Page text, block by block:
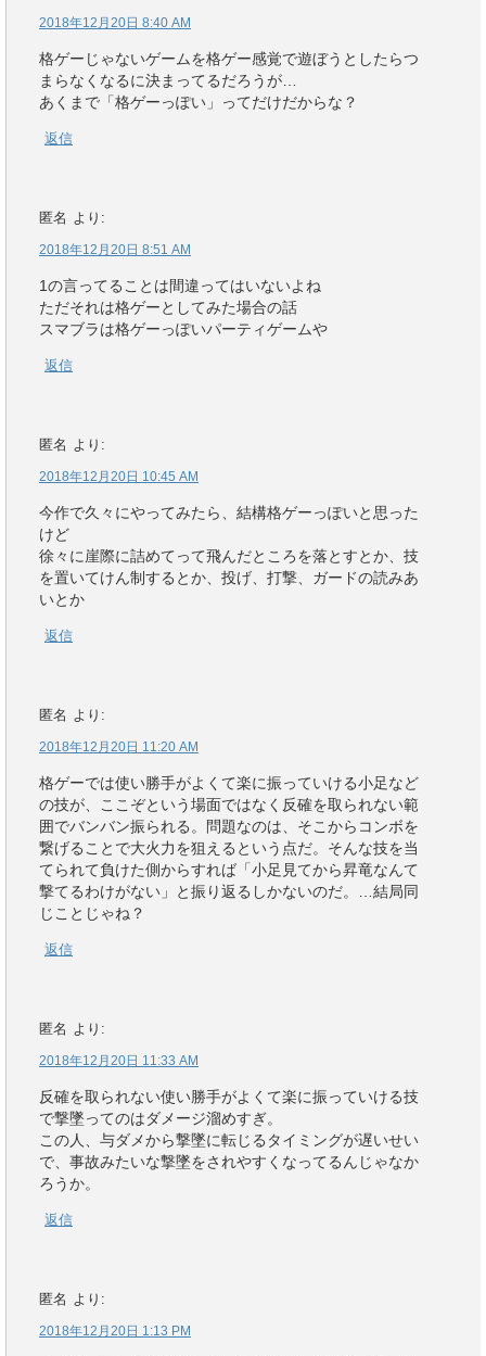
2018年12月20日 8:40 AM
格ゲーじゃないゲームを格ゲー感覚で遊ぼうとしたらつ
まらなくなるに決まってるだろうが…
あくまで「格ゲーっぽい」ってだけだからな？
返信
匿名 より:
2018年12月20日 8:51 AM
1の言ってることは間違ってはいないよね
ただそれは格ゲーとしてみた場合の話
スマブラは格ゲーっぽいパーティゲームや
返信
匿名 より:
2018年12月20日 10:45 AM
今作で久々にやってみたら、結構格ゲーっぽいと思った
けど
徐々に崖際に詰めてって飛んだところを落とすとか、技
を置いてけん制するとか、投げ、打撃、ガードの読みあ
いとか
返信
匿名 より:
2018年12月20日 11:20 AM
格ゲーでは使い勝手がよくて楽に振っていける小足など
の技が、ここぞという場面ではなく反確を取られない範
囲でバンバン振られる。問題なのは、そこからコンボを
繋げることで大火力を狙えるという点だ。そんな技を当
てられて負けた側からすれば「小足見てから昇竜なんて
撃てるわけがない」と振り返るしかないのだ。…結局同
じことじゃね？
返信
匿名 より:
2018年12月20日 11:33 AM
反確を取られない使い勝手がよくて楽に振っていける技
で撃墜ってのはダメージ溜めすぎ。
この人、与ダメから撃墜に転じるタイミングが遅いせい
で、事故みたいな撃墜をされやすくなってるんじゃなか
ろうか。
返信
匿名 より:
2018年12月20日 1:13 PM